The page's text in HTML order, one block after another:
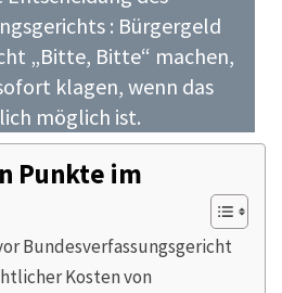
: Bürgergeld
„Bitte, Bitte“ machen,
klagen, wenn das
möglich ist.
Punkte im
Bundesverfassungsgericht
Kosten von